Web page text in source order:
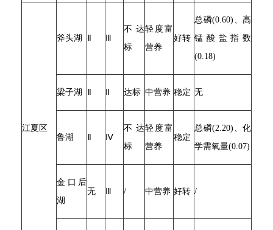
江夏区
斧头湖
不达
标
轻度富
营养
好转
总磷(0.60)、高
锰酸盐指数
(0.18)
梁子湖 达标 中营养 稳定 无
鲁湖 Ⅳ
不达
标
轻度富
营养
稳定
总磷(2.20)、化
学需氧量(0.07)
金口后
湖
无 / 中营养 好转 /